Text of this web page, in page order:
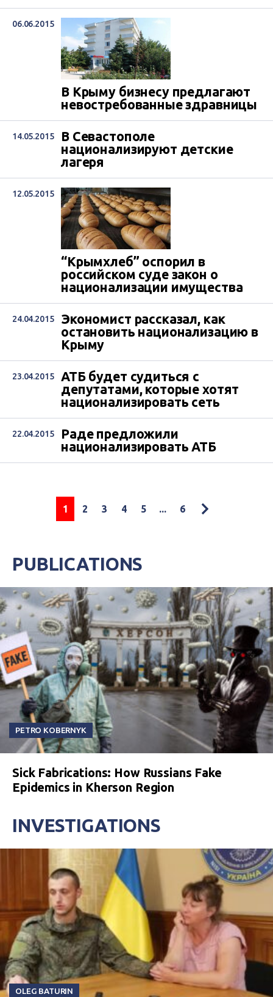
06.06.2015
В Крыму бизнесу предлагают
невостребованные здравницы
14.05.2015
В Севастополе
национализируют детские
лагеря
12.05.2015
“Крымхлеб” оспорил в
российском суде закон о
национализации имущества
24.04.2015
Экономист рассказал, как
остановить национализацию в
Крыму
23.04.2015
АТБ будет судиться с
депутатами, которые хотят
национализировать сеть
22.04.2015
Раде предложили
национализировать АТБ
1 2 3 4 5 ... 6
PUBLICATIONS
PETRO KOBERNYK
Sick Fabrications: How Russians Fake
Epidemics in Kherson Region
INVESTIGATIONS
OLEG BATURIN